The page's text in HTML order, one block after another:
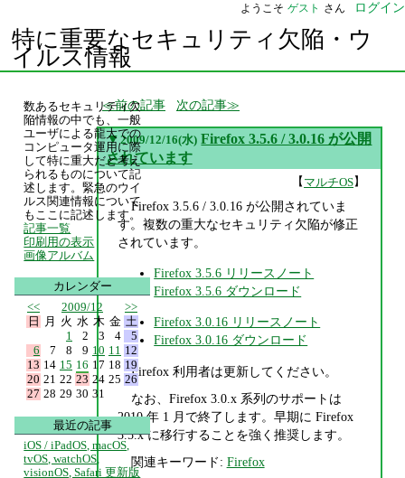
ようこそ ゲスト さん ログイン
特に重要なセキュリティ欠陥・ウ
イルス情報
前の記事 次の記事
▼ 2009/12/16(水) Firefox 3.5.6 / 3.0.16 が公開
されています
【マルチOS】
Firefox 3.5.6 / 3.0.16 が公開されていま
す。複数の重大なセキュリティ欠陥が修正
されています。
Firefox 3.5.6 リリースノート
Firefox 3.5.6 ダウンロード
Firefox 3.0.16 リリースノート
Firefox 3.0.16 ダウンロード
Firefox 利用者は更新してください。
なお、Firefox 3.0.x 系列のサポートは
2010 年 1 月で終了します。早期に Firefox
3.5.x に移行することを強く推奨します。
関連キーワード: Firefox
数あるセキュリティ欠
陥情報の中でも、一般
ユーザによる龍大での
コンピュータ運用に際
して特に重大だと考え
られるものについて記
述します。緊急のウイ
ルス関連情報について
もここに記述します。
記事一覧
印刷用の表示
画像アルバム
カレンダー
<<
2009/12
>>
日
月 火 水 木 金 土
1
2 3 4
5
6
7 8 9 10 11 12
13 14 15 16 17 18 19
20 21 22 23 24 25 26
27 28 29 30 31
最近の記事
iOS / iPadOS, macOS,
tvOS, watchOS,
visionOS, Safari 更新版